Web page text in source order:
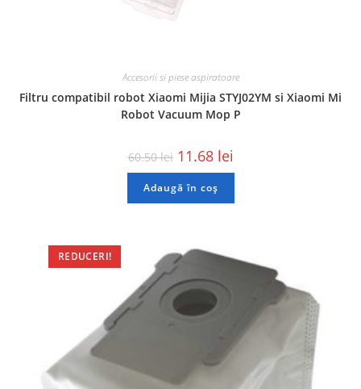
Accesorii si piese aspiratoare
Filtru compatibil robot Xiaomi Mijia STYJ02YM si Xiaomi Mi
Robot Vacuum Mop P
60.50lei 11.68 lei
Adaugă în coș
REDUCERI!